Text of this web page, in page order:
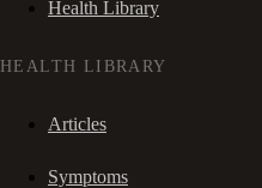
Health Library
HEALTH LIBRARY
Articles
Symptoms